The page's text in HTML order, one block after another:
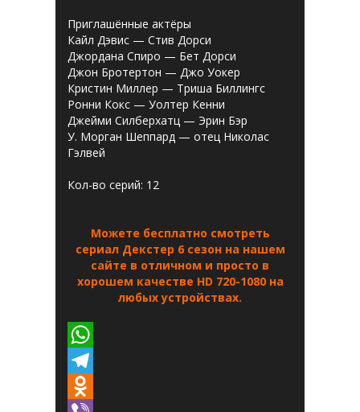
Приглашённые актёры
Кайл Дэвис — Стив Дорси
Джордана Спиро — Бет Дорси
Джон Бротертон — Джо Уокер
Кристин Миллер — Триша Биллингс
Ронни Кокс — Уолтер Кенни
Джейми Силберхатц — Эрин Бэр
У. Морган Шеппард — отец Николас
Гэлвей
Кол-во серий: 12
Можете бесплатно смотреть
сериал Декстер 6 сезон на нашем
сайте в отличном и просто в
хорошем качестве HD 720-1080 на
любых устройствах.
W
T